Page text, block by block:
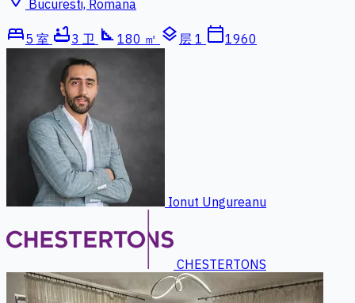
Bucuresti, Romana
bed5 室 bathtub3 卫 square_foot 180 ㎡ layers 层 1 calendar_today1960
Ionut Ungureanu
CHESTERTONS